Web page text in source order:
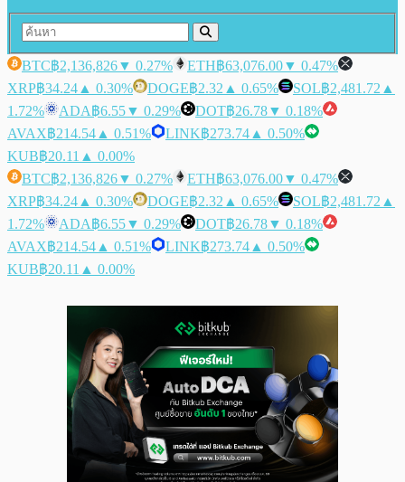
BTC฿2,136,826▼ 0.27% ETH฿63,076.00▼ 0.47%
XRP฿34.24 ▲ 0.30% DOGE฿2.32 ▲ 0.65% SOL฿2,481.72 ▲
1.72%
ADA฿6.55▼ 0.29% DOT฿26.78▼ 0.18%
AVAX฿214.54 ▲ 0.51% LINK฿273.74 ▲ 0.50%
KUB฿20.11 ▲ 0.00%
BTC฿2,136,826▼ 0.27% ETH฿63,076.00▼ 0.47%
XRP฿34.24 ▲ 0.30% DOGE฿2.32 ▲ 0.65% SOL฿2,481.72 ▲
1.72%
ADA฿6.55▼ 0.29% DOT฿26.78▼ 0.18%
AVAX฿214.54 ▲ 0.51% LINK฿273.74 ▲ 0.50%
KUB฿20.11 ▲ 0.00%